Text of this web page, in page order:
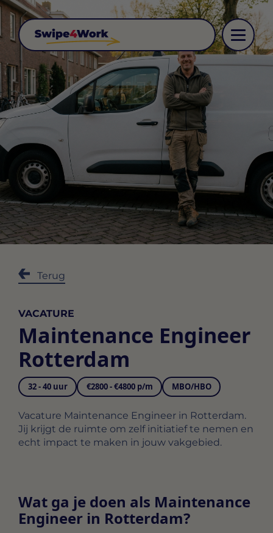
Terug
VACATURE
Maintenance Engineer
Rotterdam
32 - 40 uur €2800 - €4800 p/m MBO/HBO
Vacature Maintenance Engineer in Rotterdam.
Jij krijgt de ruimte om zelf initiatief te nemen en
echt impact te maken in jouw vakgebied.
Wat ga je doen als Maintenance
Engineer in Rotterdam?